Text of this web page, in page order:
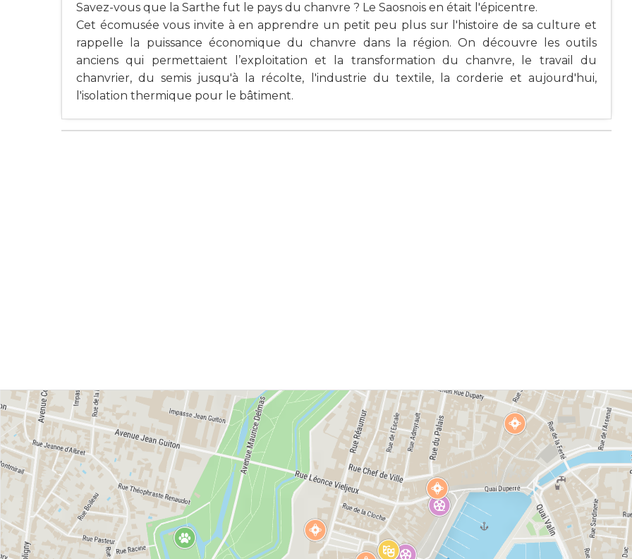
Savez-vous que la Sarthe fut le pays du chanvre ? Le Saosnois en était l'épicentre.
Cet écomusée vous invite à en apprendre un petit peu plus sur l'histoire de sa culture et
rappelle la puissance économique du chanvre dans la région. On découvre les outils
anciens qui permettaient l’exploitation et la transformation du chanvre, le travail du
chanvrier, du semis jusqu'à la récolte, l'industrie du textile, la corderie et aujourd'hui,
l'isolation thermique pour le bâtiment.